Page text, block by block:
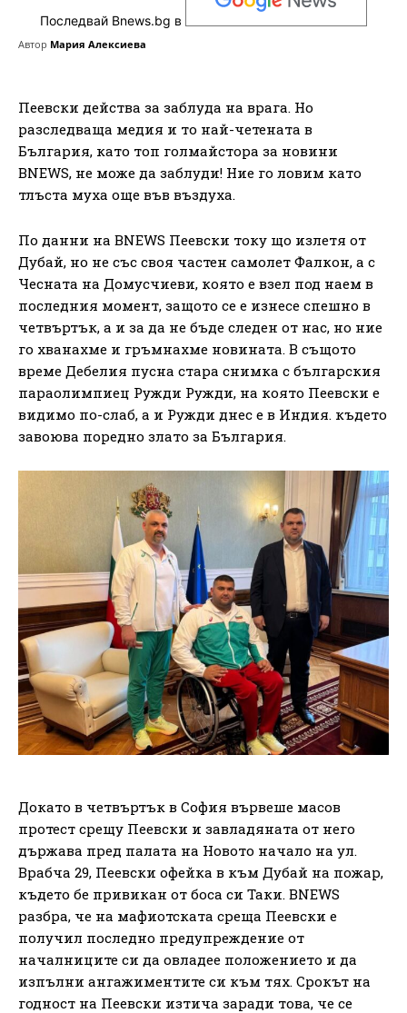
Последвай Bnews.bg в
Автор Мария Алексиева
Пеевски действа за заблуда на врага. Но
разследваща медия и то най-четената в
България, като топ голмайстора за новини
BNEWS, не може да заблуди! Ние го ловим като
тлъста муха още във въздуха.
По данни на BNEWS Пеевски току що излетя от
Дубай, но не със своя частен самолет Фалкон, а с
Чесната на Домусчиеви, която е взел под наем в
последния момент, защото се е изнесе спешно в
четвъртък, а и за да не бъде следен от нас, но ние
го хванахме и гръмнахме новината. В същото
време Дебелия пусна стара снимка с българския
параолимпиец Ружди Ружди, на която Пеевски е
видимо по-слаб, а и Ружди днес е в Индия. където
завоюва поредно злато за България.
Докато в четвъртък в София вървеше масов
протест срещу Пеевски и завладяната от него
държава пред палата на Новото начало на ул.
Врабча 29, Пеевски офейка в към Дубай на пожар,
където бе привикан от боса си Таки. BNEWS
разбра, че на мафиотската среща Пеевски е
получил последно предупреждение от
началниците си да овладее положението и да
изпълни ангажиментите си към тях. Срокът на
годност на Пеевски изтича заради това, че се